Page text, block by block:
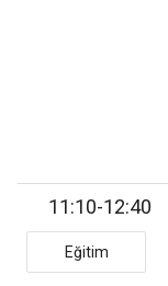
11:10-12:40
Eğitim